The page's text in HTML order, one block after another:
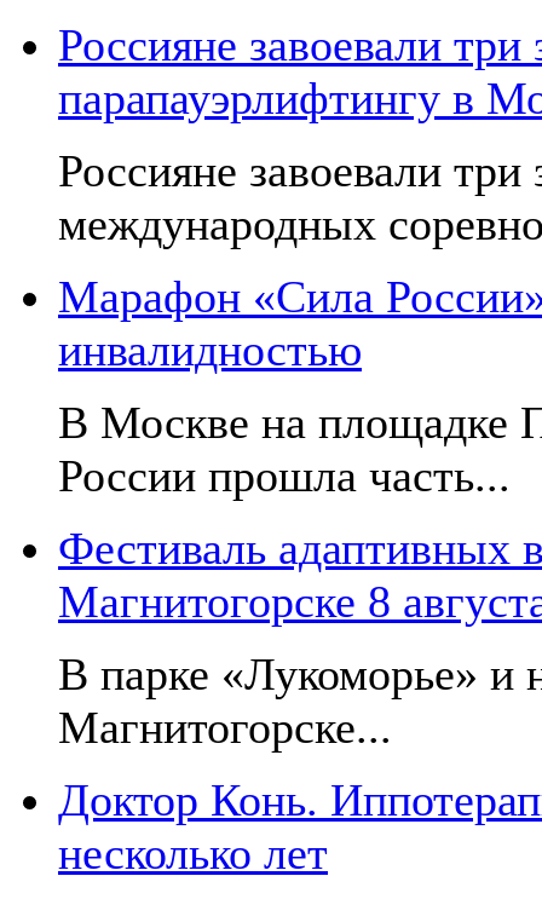
Россияне завоевали
парапауэрлифтингу в
Россияне завоевали
международных
Марафон «Сила
инвалидностью
В Москве на площадке
России прошла часть...
Фестиваль адаптивных
Магнитогорске 8
В парке «Лукоморье» и
Магнитогорске...
Доктор Конь.
несколько лет